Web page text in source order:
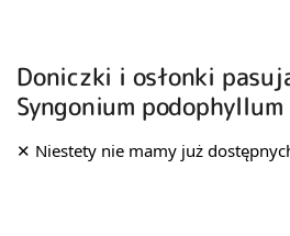
Doniczki i osłonki
Syngonium podophyllum